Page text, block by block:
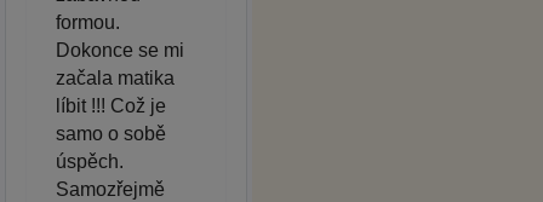
formou.
Dokonce se mi
začala matika
líbit !!! Což je
samo o sobě
úspěch.
Samozřejmě